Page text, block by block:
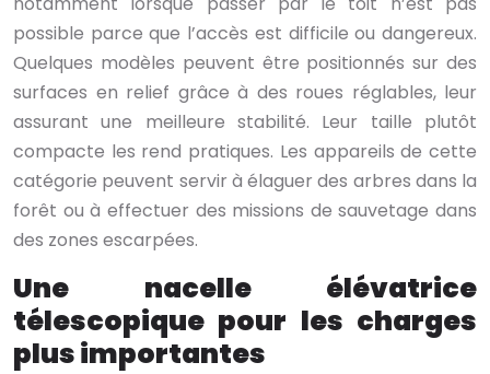
possible parce que l’accès est difficile ou dangereux.
Quelques modèles peuvent être positionnés sur des
surfaces en relief grâce à des roues réglables, leur
assurant une meilleure stabilité. Leur taille plutôt
compacte les rend pratiques. Les appareils de cette
catégorie peuvent servir à élaguer des arbres dans la
forêt ou à effectuer des missions de sauvetage dans
des zones escarpées.
Une nacelle élévatrice
télescopique pour les charges
plus importantes